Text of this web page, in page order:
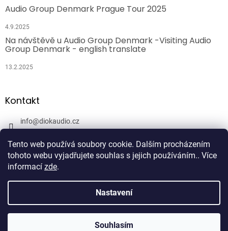
Tento web používá soubory cookie. Dalším procházením
tohoto webu vyjadřujete souhlas s jejich používáním.. Více
informací zde.
Nastavení
Souhlasím
Audio Group Denmark Prague Tour 2025
4.9.2025
Na návštěvě u Audio Group Denmark -Visiting Audio
Group Denmark - english translate
13.2.2025
Kontakt
info@diokaudio.cz
DiokAudio.cz - Hifi Studio Pánský Dvůr
Vytvořil Shoptet
DiokAudio.cz. Všechna práva vyhrazena.